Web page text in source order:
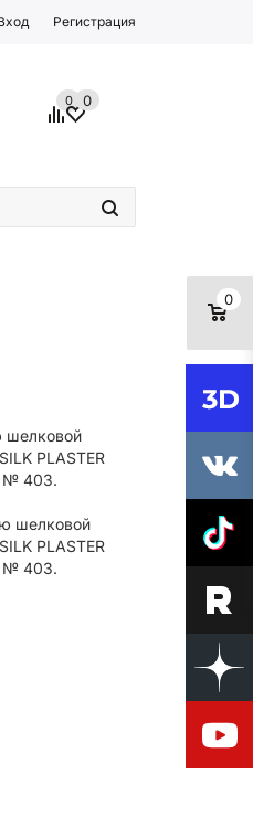
Регистрация
0 0
0
шелковой
PLASTER
№ 403.
шелковой
PLASTER
№ 403.